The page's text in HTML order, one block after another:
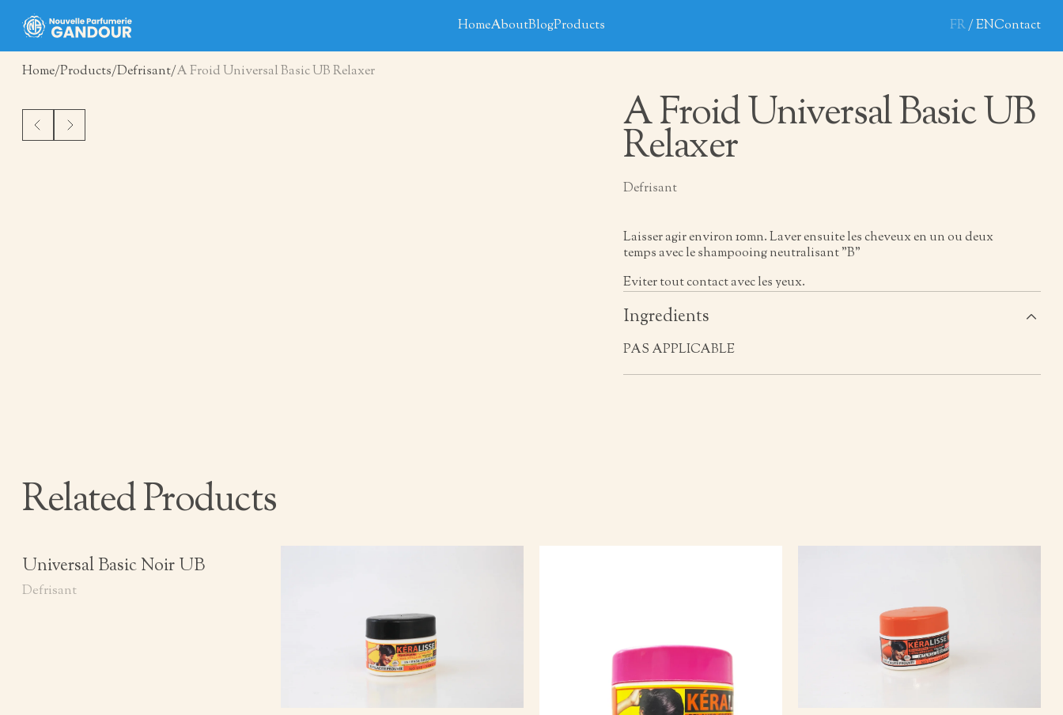
HomeAboutBlogProducts Contact
FR EN
Home Products Defrisant A Froid Universal Basic UB Relaxer
A Froid Universal Basic UB
Relaxer
Defrisant
Laisser agir environ 10mn. Laver ensuite les cheveux en un ou deux
temps avec le shampooing neutralisant "B"
Eviter tout contact avec les yeux.
Ingredients
PAS APPLICABLE
Related Products
Universal Basic Noir UB
Defrisant